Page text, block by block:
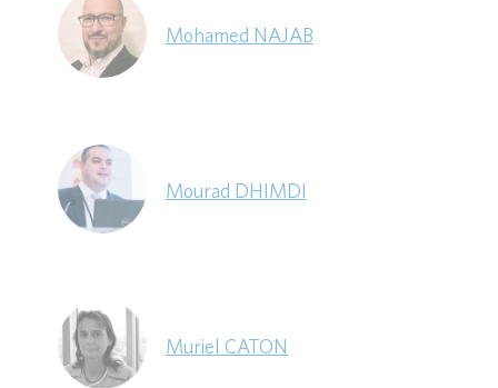
Mohamed NAJAB
Mourad DHIMDI
Muriel CATON